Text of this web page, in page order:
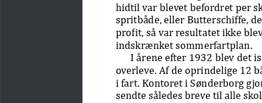
hidtil var blevet befordret per
spritbåde, eller Butterschiffe,
profit, så var resultatet ikke
indskrænket sommerfartplan.
I årene efter 1932 blev det
overleve. Af de oprindelige 12
i fart. Kontoret i Sønderborg
sendte således breve til alle